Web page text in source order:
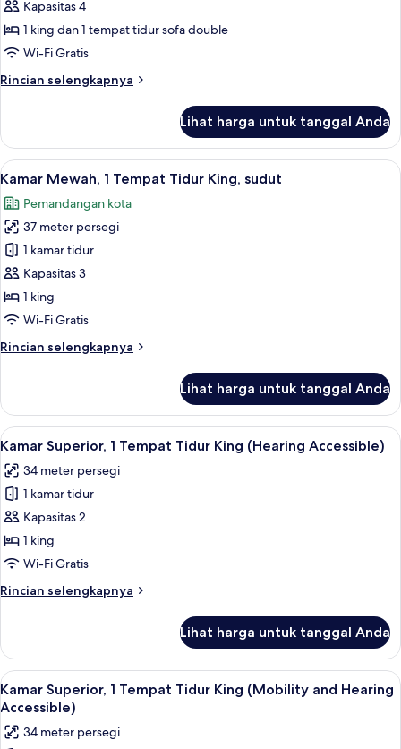
Junior,
1
Tempat
Tidur
King
tempat
tidur
Sofa,
difabel
mobilitas
Kapasitas 4
1 king dan 1 tempat tidur sofa double
Wi-Fi Gratis
Rincian selengkapnya
Rincian
Suite
Junior,
1
Tidur
King
dengan
tempat
tidur
Sofa,
difabel
mobilitas
Lihat harga untuk tanggal Anda
Lihat
semua
foto
untuk
Kamar
Mewah,
1
Tempat
King,
Kamar Mewah, 1 Tempat Tidur
10
Kamar Mewah, 1 Tempat Tidur King, sudut
Pemandangan kota
37 meter persegi
1 kamar tidur
Kapasitas 3
1 king
Wi-Fi Gratis
Rincian selengkapnya
Rincian
Kamar
Mewah,
1
Tidur
King,
Lihat harga untuk tanggal Anda
Lihat
semua
foto
untuk
Kamar
Superior,
1
Tidur
Accessible)
Seprai premium, selimut bulu
9
Kamar Superior, 1 Tempat Tidur King (Hearing Accessible)
34 meter persegi
1 kamar tidur
Kapasitas 2
1 king
Wi-Fi Gratis
Rincian selengkapnya
Rincian
Kamar
Superior,
1
Tempat
King
Lihat harga untuk tanggal Anda
Lihat
semua
foto
untuk
Seprai premium, selimut bulu
9
Kamar Superior, 1 Tempat Tidur King (Mobility and Hearing
Accessible)
34 meter persegi